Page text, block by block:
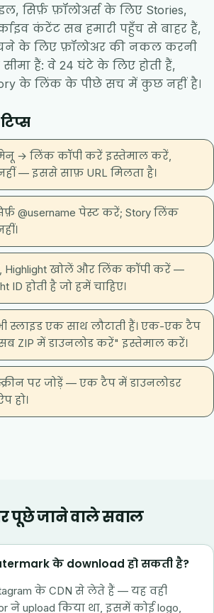
सिर्फ़ फ़ॉलोअर्स के लिए Stories,
कंटेंट सब हमारी पहुँच से बाहर हैं,
के लिए फ़ॉलोअर की नकल करनी
सीमा हैं: वे 24 घंटे के लिए होती हैं,
के लिंक के पीछे सच में कुछ नहीं है।
→ लिंक कॉपी करें इस्तेमाल करें,
नहीं — इससे साफ़ URL मिलता है।
@username पेस्ट करें; Story लिंक
Highlight खोलें और लिंक कॉपी करें —
ID होती है जो हमें चाहिए।
स्लाइड एक साथ लौटाती हैं। एक-एक टैप
ZIP में डाउनलोड करें" इस्तेमाल करें।
पर जोड़ें — एक टैप में डाउनलोडर
हो।
पूछे जाने वाले सवाल
के download हो सकती है?
के CDN से लेते हैं — यह वही
ने upload किया था, इसमें कोई logo,